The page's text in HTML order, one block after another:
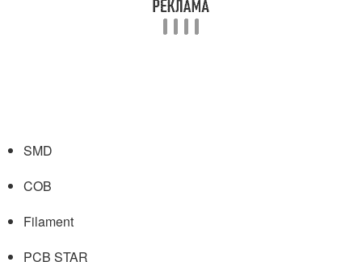
SMD
COB
Filament
PCB STAR